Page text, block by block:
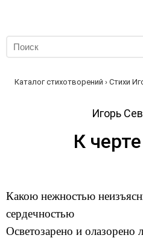
Каталог стихотворений › Стихи
Игорь
К
Какою нежностью
сердечностью
Осветозарено и олазорено